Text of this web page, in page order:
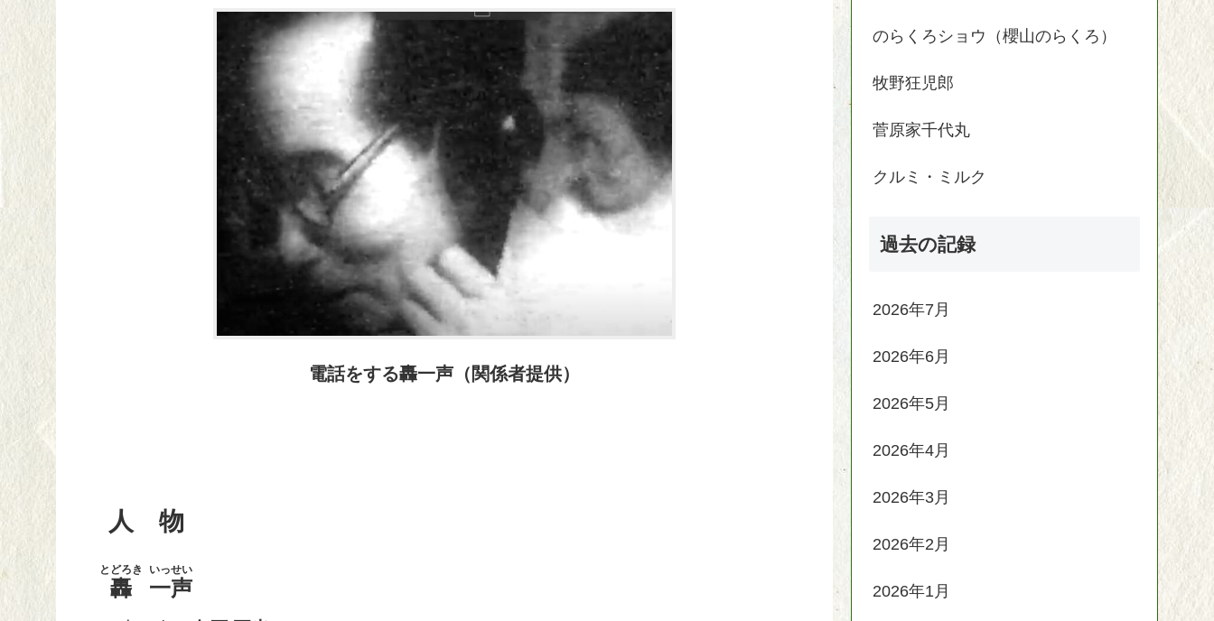
電話をする轟一声（関係者提供）
人 物
轟
とどろき
一声
いっせい
のらくろショウ（櫻山のらくろ）
牧野狂児郎
菅原家千代丸
クルミ・ミルク
過去の記録
2026年7月
2026年6月
2026年5月
2026年4月
2026年3月
2026年2月
2026年1月